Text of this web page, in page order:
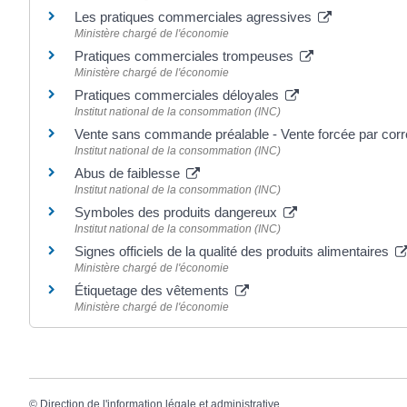
Les pratiques commerciales agressives
Ministère chargé de l'économie
Pratiques commerciales trompeuses
Ministère chargé de l'économie
Pratiques commerciales déloyales
Institut national de la consommation (INC)
Vente sans commande préalable - Vente forcée par
Institut national de la consommation (INC)
Abus de faiblesse
Institut national de la consommation (INC)
Symboles des produits dangereux
Institut national de la consommation (INC)
Signes officiels de la qualité des produits alimentaires
Ministère chargé de l'économie
Étiquetage des vêtements
Ministère chargé de l'économie
© Direction de l'information légale et administrative